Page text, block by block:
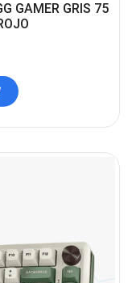
GAMER GRIS 75